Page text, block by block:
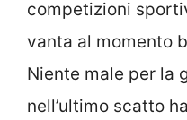
competizioni
vanta al momento
Niente male per la
nell’ultimo scatto